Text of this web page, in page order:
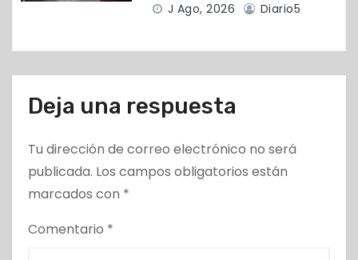
J Ago, 2026 Diario5
Deja una respuesta
Tu dirección de correo electrónico no será
publicada. Los campos obligatorios están
marcados con *
Comentario *